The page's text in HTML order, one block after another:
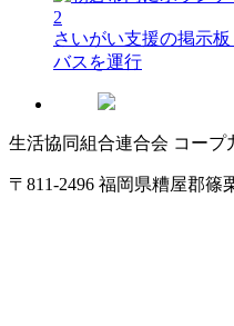
2
さいがい支援の掲示板
バスを運行
生活協同組合連合会 コープ
〒811-2496 福岡県糟屋郡篠